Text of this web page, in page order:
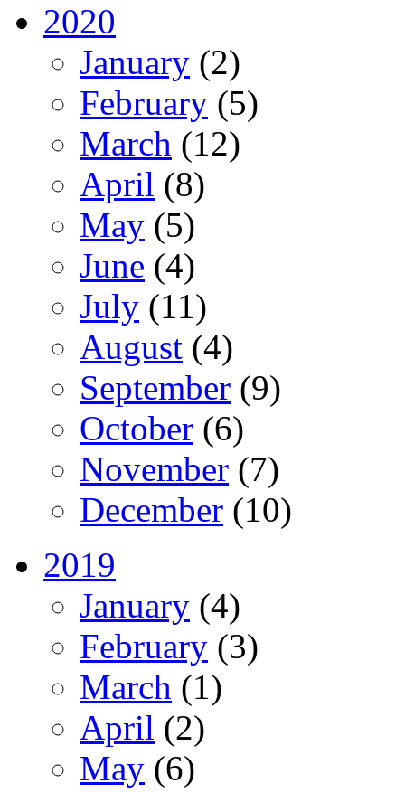
2020
January (2)
February (5)
March (12)
April (8)
May (5)
June (4)
July (11)
August (4)
September (9)
October (6)
November (7)
December (10)
2019
January (4)
February (3)
March (1)
April (2)
May (6)